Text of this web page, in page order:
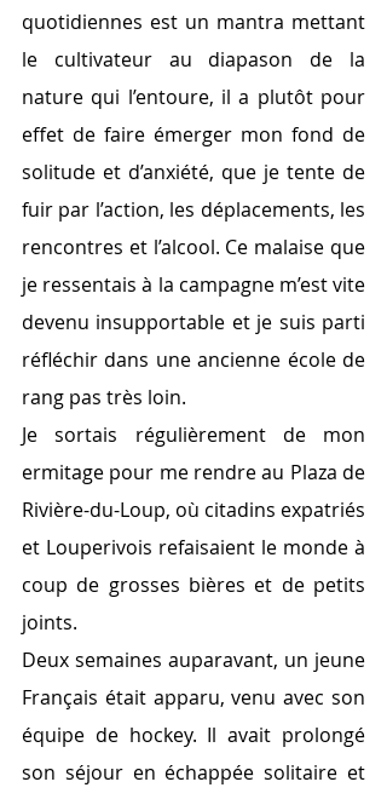
quotidiennes est un mantra mettant
le cultivateur au diapason de la
nature qui l’entoure, il a plutôt pour
effet de faire émerger mon fond de
solitude et d’anxiété, que je tente de
fuir par l’action, les déplacements, les
rencontres et l’alcool. Ce malaise que
je ressentais à la campagne m’est vite
devenu insupportable et je suis parti
réfléchir dans une ancienne école de
rang pas très loin.
Je sortais régulièrement de mon
ermitage pour me rendre au Plaza de
Rivière-du-Loup, où citadins expatriés
et Louperivois refaisaient le monde à
coup de grosses bières et de petits
joints.
Deux semaines auparavant, un jeune
Français était apparu, venu avec son
équipe de hockey. Il avait prolongé
son séjour en échappée solitaire et